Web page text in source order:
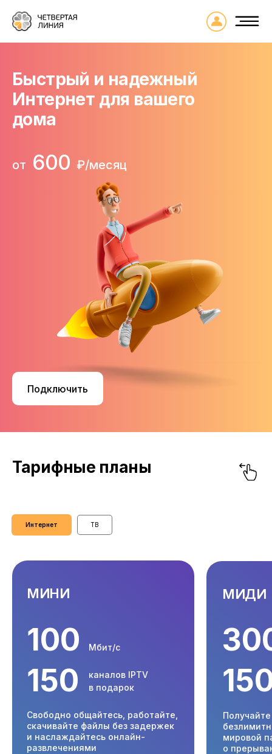
+7
Вы можете сделать это двумя
оставить номер и наш
сотрудник свяжется с вами
для уточнения всех вопросов
самостоятельно оформить
заявление на подключение
данных.
Подключить Интернет
Вход в личный
Войти
Пароль:
Быстрый и надежный
Интернет для вашего
дома
600
от ₽/месяц
Подключить
Тарифные планы
Интернет ТВ
МИНИ МИДИ
100
150
Мбит/с
каналов IPTV
в подарок
Свободно общайтесь, работайте,
скачивайте файлы без задержек
и наслаждайтесь онлайн-
развлечениями
мировой
о